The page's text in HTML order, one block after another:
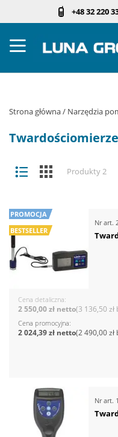
+48 32 220
Strona główna Narzędzia
Twardościomierze
Zobacz
jako
Lista KafelkiProdukty2
PROMOCJA
BESTSELLER
Nr art.
Cena detaliczna
3 136,50 zł
2 550,00 zł
Cena promocyjna
2 490,00 zł
2 024,39 zł
Nr art.